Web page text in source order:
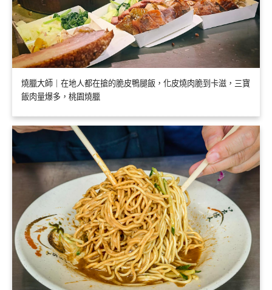
燒臘大師｜在地人都在搶的脆皮鴨腿飯，化皮燒肉脆到卡滋，三寶
飯肉量爆多，桃園燒臘